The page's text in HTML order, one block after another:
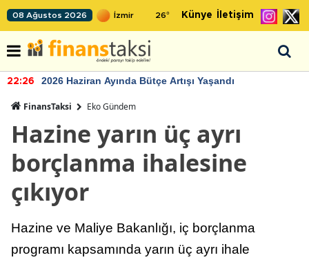
08 Ağustos 2026 26° Künye İletişim
22:26 2026 Haziran Ayında Bütçe Artışı Yaşandı
FinansTaksi Eko Gündem
Hazine yarın üç ayrı
borçlanma ihalesine
çıkıyor
Hazine ve Maliye Bakanlığı, iç borçlanma
programı kapsamında yarın üç ayrı ihale